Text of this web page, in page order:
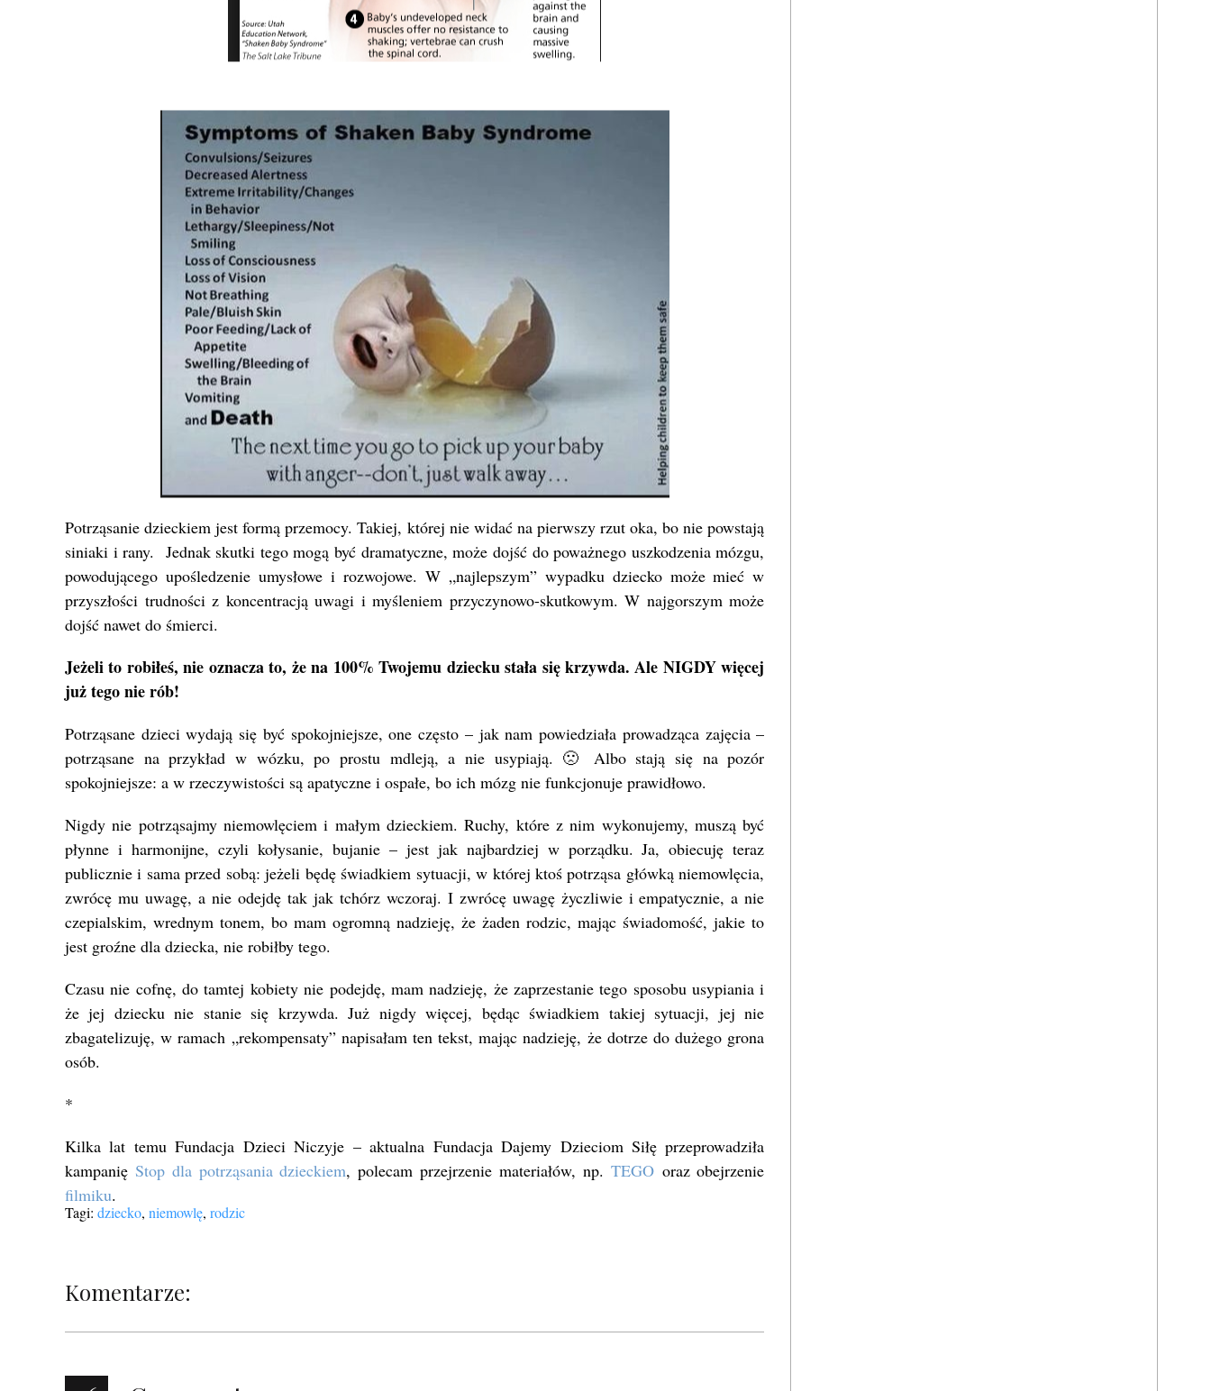
Potrząsanie dzieckiem jest formą przemocy. Takiej, której nie widać na pierwszy rzut oka, bo nie powstają
siniaki i rany. Jednak skutki tego mogą być dramatyczne, może dojść do poważnego uszkodzenia mózgu,
powodującego upośledzenie umysłowe i rozwojowe. W „najlepszym” wypadku dziecko może mieć w
przyszłości trudności z koncentracją uwagi i myśleniem przyczynowo-skutkowym. W najgorszym może
dojść nawet do śmierci.
Jeżeli to robiłeś, nie oznacza to, że na 100% Twojemu dziecku stała się krzywda. Ale NIGDY więcej
już tego nie rób!
Potrząsane dzieci wydają się być spokojniejsze, one często – jak nam powiedziała prowadząca zajęcia –
potrząsane na przykład w wózku, po prostu mdleją, a nie usypiają. 🙁 Albo stają się na pozór
spokojniejsze: a w rzeczywistości są apatyczne i ospałe, bo ich mózg nie funkcjonuje prawidłowo.
Nigdy nie potrząsajmy niemowlęciem i małym dzieckiem. Ruchy, które z nim wykonujemy, muszą być
płynne i harmonijne, czyli kołysanie, bujanie – jest jak najbardziej w porządku. Ja, obiecuję teraz
publicznie i sama przed sobą: jeżeli będę świadkiem sytuacji, w której ktoś potrząsa główką niemowlęcia,
zwrócę mu uwagę, a nie odejdę tak jak tchórz wczoraj. I zwrócę uwagę życzliwie i empatycznie, a nie
czepialskim, wrednym tonem, bo mam ogromną nadzieję, że żaden rodzic, mając świadomość, jakie to
jest groźne dla dziecka, nie robiłby tego.
Czasu nie cofnę, do tamtej kobiety nie podejdę, mam nadzieję, że zaprzestanie tego sposobu usypiania i
że jej dziecku nie stanie się krzywda. Już nigdy więcej, będąc świadkiem takiej sytuacji, jej nie
zbagatelizuję, w ramach „rekompensaty” napisałam ten tekst, mając nadzieję, że dotrze do dużego grona
osób.
*
Kilka lat temu Fundacja Dzieci Niczyje – aktualna Fundacja Dajemy Dzieciom Siłę przeprowadziła
kampanię Stop dla potrząsania dzieckiem, polecam przejrzenie materiałów, np. TEGO oraz obejrzenie
filmiku.
Tagi: dziecko, niemowlę, rodzic
Komentarze: